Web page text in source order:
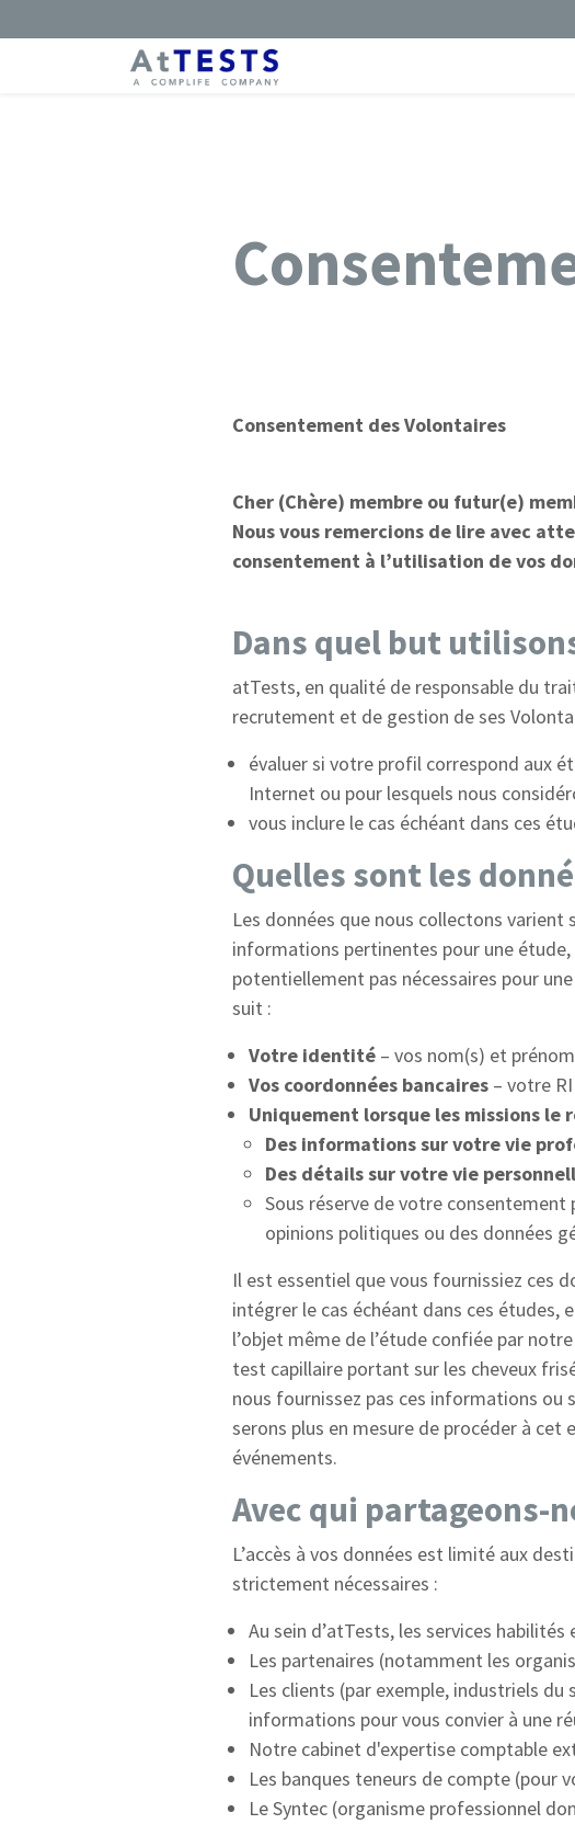
Consentement des Volontaires
Cher (Chère) membre ou futur(e)
Nous vous remercions de lire avec
consentement à l’utilisation de vos
Dans quel but
atTests, en qualité de responsable du
recrutement et de gestion de ses
évaluer si votre profil correspond aux
Internet ou pour lesquels nous
vous inclure le cas échéant dans ces
Quelles sont les
Les données que nous collectons
informations pertinentes pour une
potentiellement pas nécessaires pour
suit :
Votre identité – vos nom(s) et
Vos coordonnées bancaires – votre
Uniquement lorsque les missions le
Des informations sur votre vie
Des détails sur votre vie
Sous réserve de votre consentement
opinions politiques ou des données
Il est essentiel que vous fournissiez ces
intégrer le cas échéant dans ces études,
l’objet même de l’étude confiée par
test capillaire portant sur les cheveux
nous fournissez pas ces informations ou
serons plus en mesure de procéder à
événements.
Avec qui partageons-
L’accès à vos données est limité aux
strictement nécessaires :
Au sein d’atTests, les services
Les partenaires (notamment les
Les clients (par exemple, industriels
informations pour vous convier à une
Notre cabinet d'expertise comptable
Les banques teneurs de compte (pour
Le Syntec (organisme professionnel